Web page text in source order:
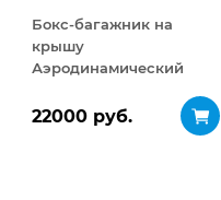
Бокс-багажник на
крышу
Аэродинамический
ДВУСТОРОННЕЕ
22000 руб.